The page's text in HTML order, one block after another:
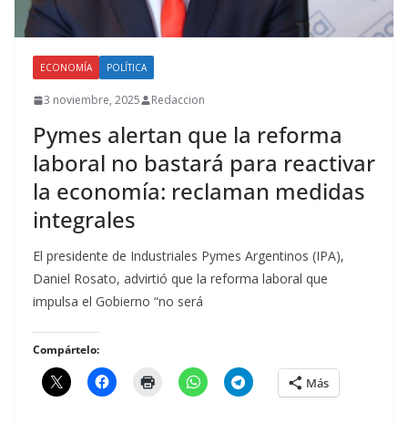
ECONOMÍA POLÍTICA
3 noviembre, 2025 Redaccion
Pymes alertan que la reforma
laboral no bastará para reactivar
la economía: reclaman medidas
integrales
El presidente de Industriales Pymes Argentinos (IPA),
Daniel Rosato, advirtió que la reforma laboral que
impulsa el Gobierno “no será
Compártelo:
Más